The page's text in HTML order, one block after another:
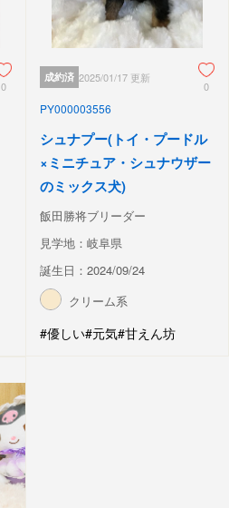
0
成約済 2025/01/17 更新
0
PY000003556
シュナプー(トイ・プードル
×ミニチュア・シュナウザー
のミックス犬)
飯田勝将ブリーダー
見学地：岐阜県
誕生日：2024/09/24
クリーム系
#優しい#元気#甘えん坊